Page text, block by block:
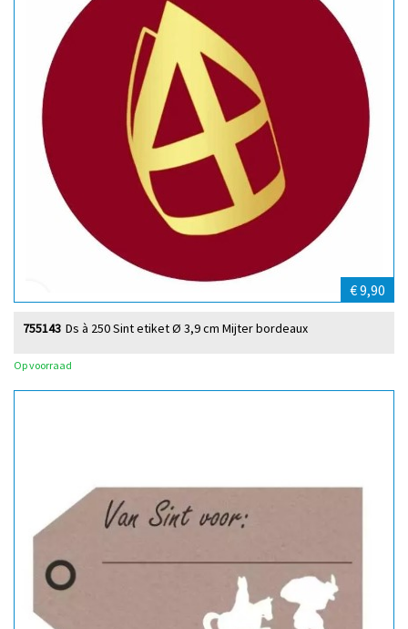
€ 9,90
Ds à 250 Sint etiket Ø 3,9 cm Mijter bordeaux
755143
Op voorraad